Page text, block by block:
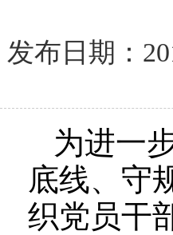
发布日期：
为进一
底线、守
织党员干